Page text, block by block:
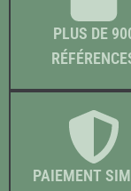
PLUS DE
PAIEMENT